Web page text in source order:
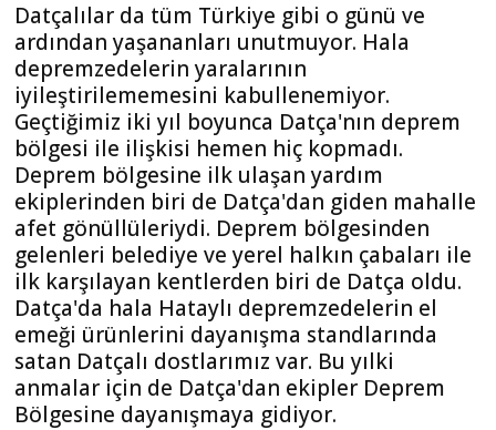
Datçalılar da tüm Türkiye gibi o günü ve
ardından yaşananları unutmuyor. Hala
depremzedelerin yaralarının
iyileştirilememesini kabullenemiyor.
Geçtiğimiz iki yıl boyunca Datça'nın deprem
bölgesi ile ilişkisi hemen hiç kopmadı.
Deprem bölgesine ilk ulaşan yardım
ekiplerinden biri de Datça'dan giden mahalle
afet gönüllüleriydi. Deprem bölgesinden
gelenleri belediye ve yerel halkın çabaları ile
ilk karşılayan kentlerden biri de Datça oldu.
Datça'da hala Hataylı depremzedelerin el
emeği ürünlerini dayanışma standlarında
satan Datçalı dostlarımız var. Bu yılki
anmalar için de Datça'dan ekipler Deprem
Bölgesine dayanışmaya gidiyor.